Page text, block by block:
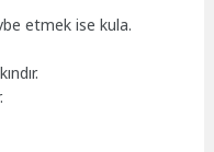
etmek ise kula.